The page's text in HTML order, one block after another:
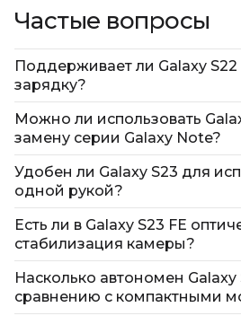
Частые вопросы
Поддерживает ли Galaxy
зарядку?
Можно ли использовать
замену серии Galaxy Note?
Удобен ли Galaxy S23 для
одной рукой?
Есть ли в Galaxy S23 FE
стабилизация камеры?
Насколько автономен Galaxy
сравнению с компактными